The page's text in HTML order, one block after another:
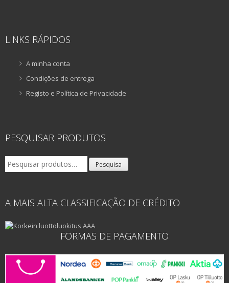
LINKS RÁPIDOS
A minha conta
Condições de entrega
Registo e Política de Privacidade
PESQUISAR PRODUTOS
Pesquisar
por:
Pesquisa
A MAIS ALTA CLASSIFICAÇÃO DE CRÉDITO
FORMAS DE PAGAMENTO